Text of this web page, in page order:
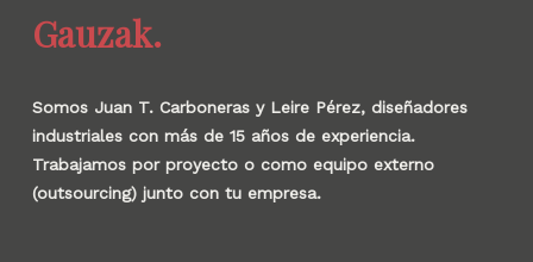
Gauzak.
Somos Juan T. Carboneras y Leire Pérez, diseñadores
industriales con más de 15 años de experiencia.
Trabajamos por proyecto o como equipo externo
(outsourcing) junto con tu empresa.